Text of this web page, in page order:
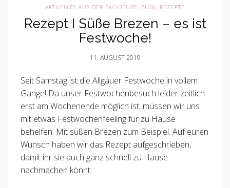
AKTUELLES AUS DER BACKSTUBE, BLOG, REZEPTE
Rezept I Süße Brezen – es ist
Festwoche!
11. AUGUST 2019
Seit Samstag ist die Allgäuer Festwoche in vollem
Gange! Da unser Festwochenbesuch leider zeitlich
erst am Wochenende möglich ist, müssen wir uns
mit etwas Festwochenfeeling für zu Hause
behelfen. Mit süßen Brezen zum Beispiel. Auf euren
Wunsch haben wir das Rezept aufgeschrieben,
damit ihr sie auch ganz schnell zu Hause
nachmachen könnt.